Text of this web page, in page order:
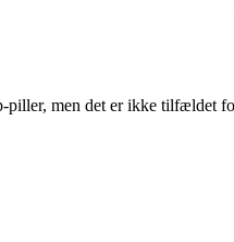
men det er ikke tilfældet